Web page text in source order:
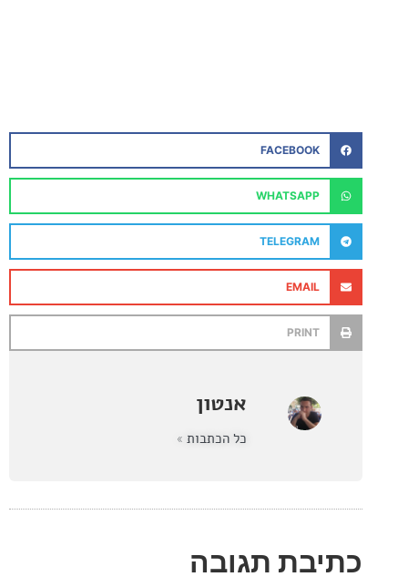
FACEBOOK
WHATSAPP
TELEGRAM
אנטון
תגובה